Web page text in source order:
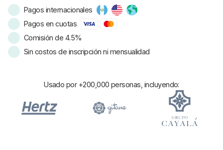
Pagos internacionales
Pagos en cuotas
Comisión de 4.5%
Sin costos de inscripción ni mensualidad
Usado por +200,000 personas, incluyendo: